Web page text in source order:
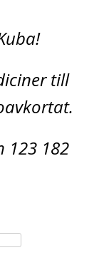
till
123 182